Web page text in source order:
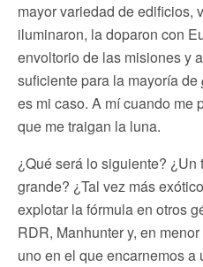
mayor variedad de edificios,
iluminaron, la doparon con
envoltorio de las misiones y
suficiente para la mayoría de
es mi caso. A mí cuando me
que me traigan la luna.
¿Qué será lo siguiente? ¿Un
grande? ¿Tal vez más
explotar la fórmula en otros
RDR, Manhunter y, en
uno en el que encarnemos a